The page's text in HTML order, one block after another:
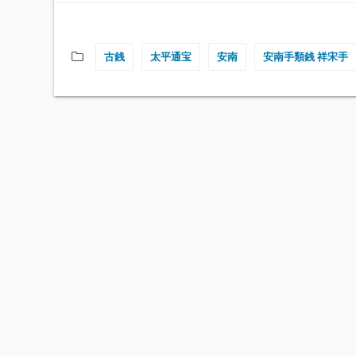
古銭 太平通宝 安南 安南手類銭 祥宋手